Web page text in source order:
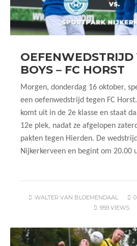
OEFENWEDSTRIJD
BOYS – FC HORST
Morgen, donderdag 16 oktober,
een oefenwedstrijd tegen FC
komt uit in de 2e klasse en staat
12e plek, nadat ze afgelopen
pakten tegen Hierden. De
Nijkerkerveen en begint om 20.00
WALTER VAN BLOEMENDAAL 0
959 VIEWS